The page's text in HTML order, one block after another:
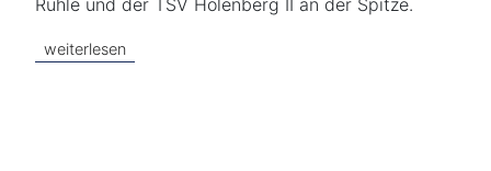
Rühle und der TSV Holenberg II an der Spitze.
weiterlesen